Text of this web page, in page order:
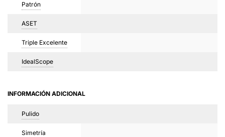
Patrón
ASET
Triple Excelente
IdealScope
INFORMACIÓN ADICIONAL
Pulido
Simetría